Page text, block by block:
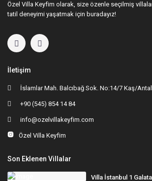
Özel Villa Keyfim olarak, size özenle seçilmiş
tatil deneyimi yaşatmak için buradayız!
İletişim
İslamlar Mah. Balcıbağ Sok. No:14/7 Kaş/
+90 (545) 854 14 84
info@ozelvillakeyfim.com
Özel Villa Keyfim
Son Eklenen Villalar
Villa İstanbul 1 Galata